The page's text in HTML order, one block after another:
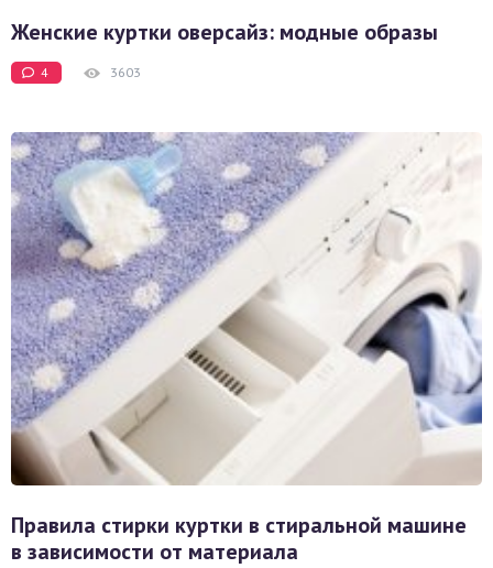
Женские куртки оверсайз: модные образы
4 3603
Правила стирки куртки в стиральной машине
в зависимости от материала